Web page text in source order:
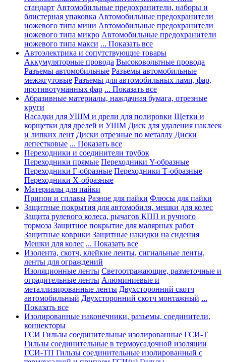
стандарт Автомобильные предохранители, наборы и
блистерная упаковка Автомобильные предохранители
ножевого типа мини Автомобильные предохранители
ножевого типа микро Автомобильные предохранители
ножевого типа макси ... Показать все
Автоэлектрика и сопутствующие товары
Аккумуляторные провода Высоковольтные провода
Разъемы автомобильные Разъемы автомобильные
межжгутовые Разъемы для автомобильных ламп, фар,
противотуманных фар ... Показать все
Абразивные материалы, наждачная бумага, отрезные
круги
Насадки для УШМ и дрели для полировки Щетки и
корщетки для дрелей и УШМ Диск для удаления наклеек
и липких лент Диски отрезные по металлу Диски
лепестковые ... Показать все
Переходники и соединители трубок
Переходники прямые Переходники Y-образные
Переходники Г-образные Переходники Т-образные
Переходники Х-образные
Материалы для пайки
Припои и сплавы Разное для пайки Флюсы для пайки
Защитные покрытия для автомобиля, мешки для колес
Защита рулевого колеса, рычагов КПП и ручного
тормоза Защитное покрытие для малярных работ
Защитные коврики Защитные накидки на сидения
Мешки для колес ... Показать все
Изолента, скотч, клейкие ленты, сигнальные ленты,
ленты для ограждений
Изоляционные ленты Светоотражающие, разметочные и
оградительные ленты Алюминиевые и
металлизированные ленты Двухсторонний скотч
автомобильный Двухсторонний скотч монтажный ...
Показать все
Изолированные наконечники, разъемы, соединители,
коннекторы
ГСИ Гильзы соединительные изолированные ГСИ-Т
Гильзы соединительные в термоусадочной изоляции
ГСИ-ТП Гильзы соединительные изолированный с